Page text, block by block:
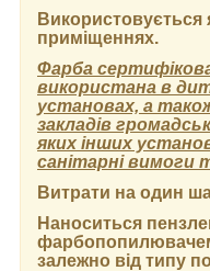
Використовується
приміщеннях.
Фарба
використана в
установах, а
закладів
яких інших
санітарні вимоги
Витрати на один
Наноситься
залежно від типу